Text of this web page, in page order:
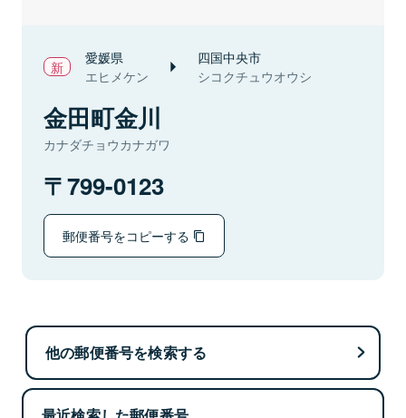
愛媛県
エヒメケン
四国中央市
シコクチュウオウシ
金田町金川
カナダチョウカナガワ
799-0123
郵便番号をコピーする
他の郵便番号を検索する